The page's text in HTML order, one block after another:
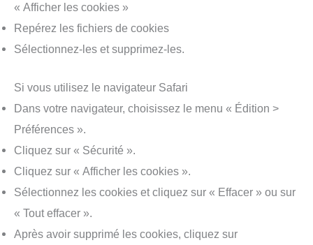
« Afficher les cookies »
Repérez les fichiers de cookies
Sélectionnez-les et supprimez-les.
Si vous utilisez le navigateur Safari
Dans votre navigateur, choisissez le menu « Édition >
Préférences ».
Cliquez sur « Sécurité ».
Cliquez sur « Afficher les cookies ».
Sélectionnez les cookies et cliquez sur « Effacer » ou sur
« Tout effacer ».
Après avoir supprimé les cookies, cliquez sur